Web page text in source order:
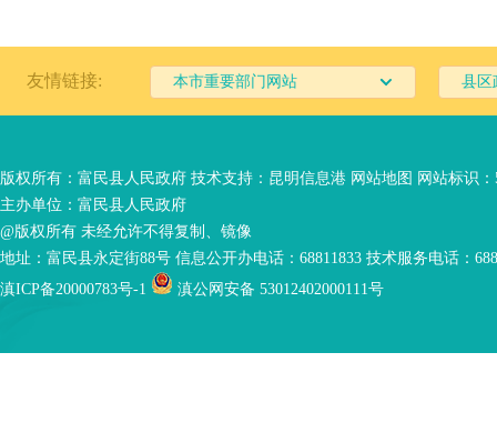
友情链接: 本市重要部门网站 县区
版权所有：富民县人民政府 技术支持： 昆明信息港 网站地图 网站标识：
主办单位：富民县人民政府
@版权所有 未经允许不得复制、镜像
地址：富民县永定街88号 信息公开办电话：68811833 技术服务电话：
滇ICP备20000783号-1
滇公网安备 53012402000111号